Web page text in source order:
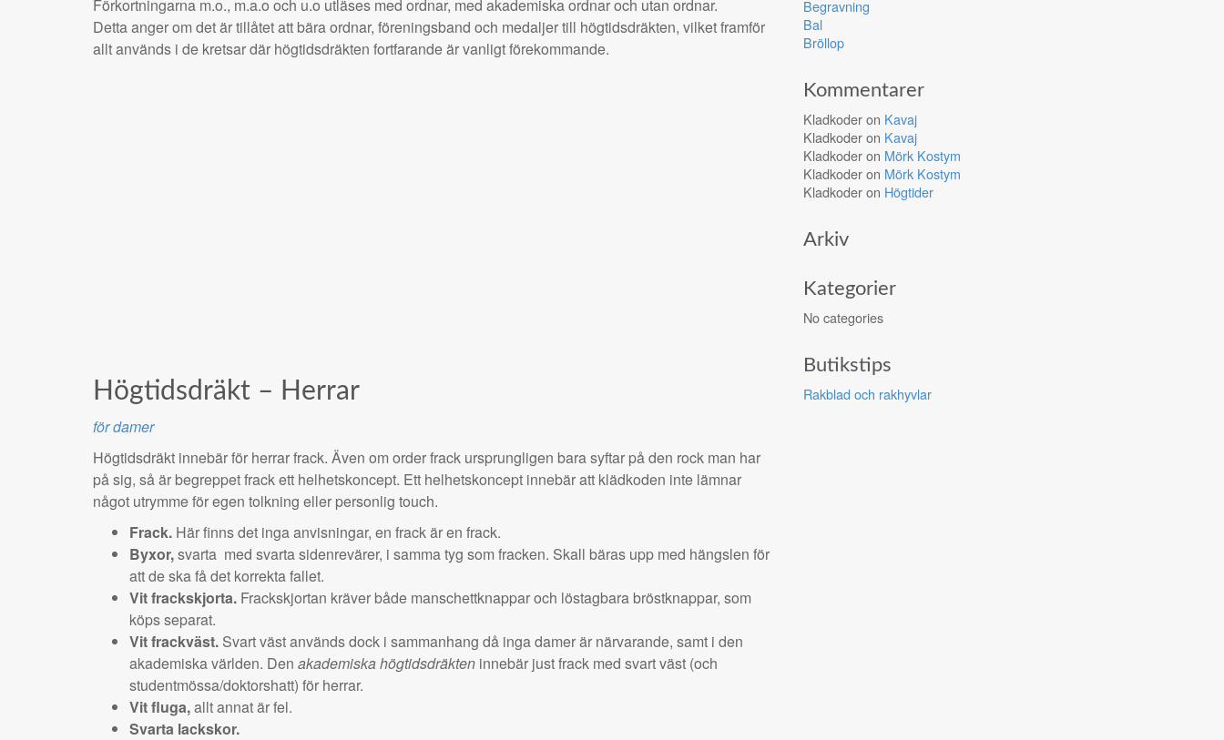
Förkortningarna m.o., m.a.o och u.o utläses med ordnar, med akademiska ordnar och utan ordnar.
Detta anger om det är tillåtet att bära ordnar, föreningsband och medaljer till högtidsdräkten, vilket framför
allt används i de kretsar där högtidsdräkten fortfarande är vanligt förekommande.
Högtidsdräkt – Herrar
för damer
Högtidsdräkt innebär för herrar frack. Även om order frack ursprungligen bara syftar på den rock man har
på sig, så är begreppet frack ett helhetskoncept. Ett helhetskoncept innebär att klädkoden inte lämnar
något utrymme för egen tolkning eller personlig touch.
Frack. Här finns det inga anvisningar, en frack är en frack.
Byxor,svarta med svarta sidenrevärer, i samma tyg som fracken. Skall bäras upp med hängslen för
att de ska få det korrekta fallet.
Vit frackskjorta. Frackskjortan kräver både manschettknappar och löstagbara bröstknappar, som
köps separat.
Vit frackväst. Svart väst används dock i sammanhang då inga damer är närvarande, samt i den
akademiska världen. Den akademiska högtidsdräkten innebär just frack med svart väst (och
studentmössa/doktorshatt) för herrar.
Vit fluga,allt annat är fel.
Svarta lackskor.
Begravning
Bal
Bröllop
Kommentarer
Kladkoderon Kavaj
Kladkoderon Kavaj
Kladkoderon Mörk Kostym
Kladkoderon Mörk Kostym
Kladkoderon Högtider
Arkiv
Kategorier
No categories
Butikstips
Rakblad och rakhyvlar